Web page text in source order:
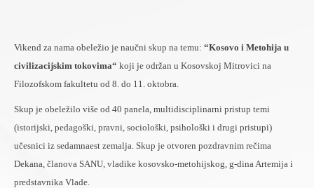
Vikend za nama obeležio je naučni skup na temu: “Kosovo i Metohija u
civilizacijskim tokovima“ koji je održan u Kosovskoj Mitrovici na
Filozofskom fakultetu od 8. do 11. oktobra.
Skup je obeležilo više od 40 panela, multidisciplinarni pristup temi
(istorijski, pedagoški, pravni, sociološki, psihološki i drugi pristupi)
učesnici iz sedamnaest zemalja. Skup je otvoren pozdravnim rečima
Dekana, članova SANU, vladike kosovsko-metohijskog, g-dina Artemija i
predstavnika Vlade.